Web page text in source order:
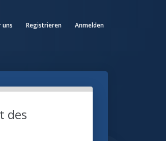
uns Registrieren Anmelden
des